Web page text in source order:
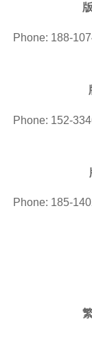
Phone: 188-
Phone: 152-
Phone: 185-